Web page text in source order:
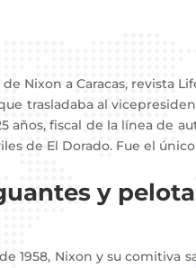
Nixon a Caracas, revista
trasladaba al
años, fiscal de la línea de
de El Dorado. Fue el
y
1958, Nixon y su comitiva